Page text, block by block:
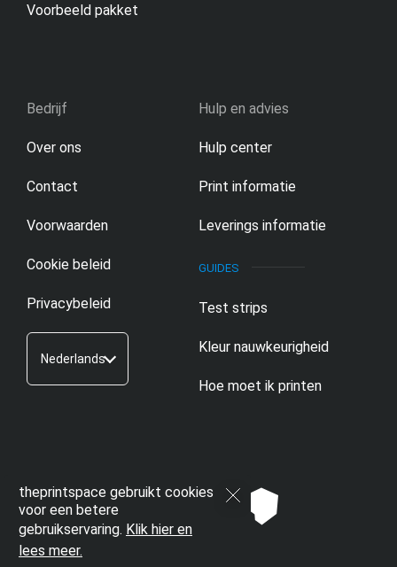
Voorbeeld pakket
Hulp en advies
Hulp center
Print informatie
Leverings informatie
Test strips
Kleur nauwkeurigheid
Hoe moet ik printen
Bedrijf
Over ons
Contact
Voorwaarden
Cookie beleid
Privacybeleid
Nederlands
theprintspace gebruikt cookies
voor een betere
gebruikservaring. Klik hier en
lees meer.